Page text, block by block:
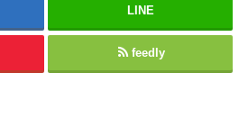
LINE
feedly